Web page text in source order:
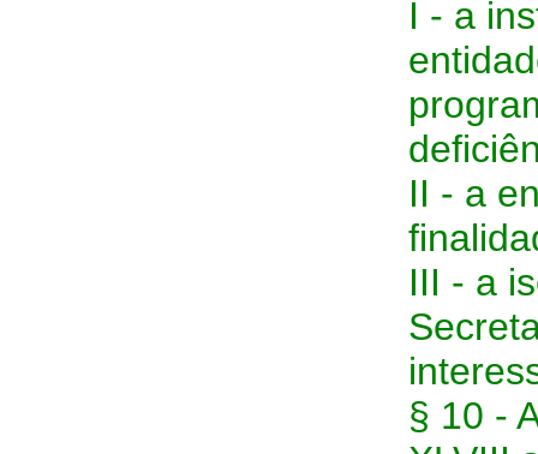
I - a
II - a
III - a
§ 10 -